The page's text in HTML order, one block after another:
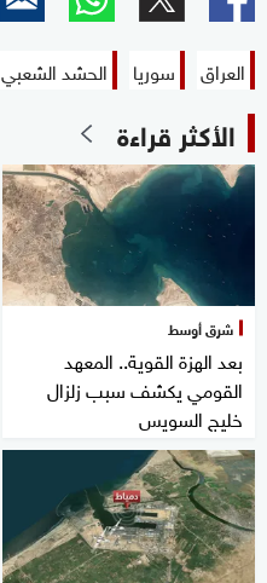
العراق سوريا الحشد الشعبي
الأكثر قراءة
شرق أوسط
بعد الهزة القوية.. المعهد
القومي يكشف سبب زلزال
خليج السويس